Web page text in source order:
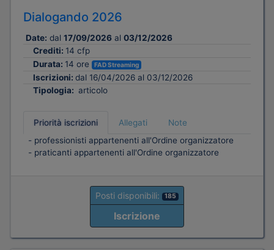
Dialogando 2026
Date: dal 17/09/2026 al 03/12/2026
Crediti: 14 cfp
Durata: 14 ore FAD Streaming
Iscrizioni: dal 16/04/2026 al 03/12/2026
Tipologia: articolo
Priorità iscrizioni Allegati
Note
- professionisti appartenenti all'Ordine organizzatore
- praticanti appartenenti all'Ordine organizzatore
Posti disponibili: 185
Iscrizione